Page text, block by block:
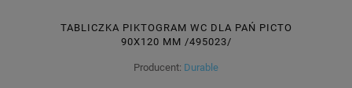
TABLICZKA PIKTOGRAM WC DLA PAŃ PICTO
90X120 MM /495023/
Producent: Durable